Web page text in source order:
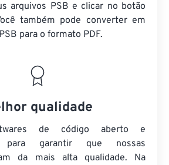
arquivos PSB e clicar no botão
também pode converter em
para o formato PDF.
qualidade
de código aberto e
para garantir que nossas
da mais alta qualidade. Na